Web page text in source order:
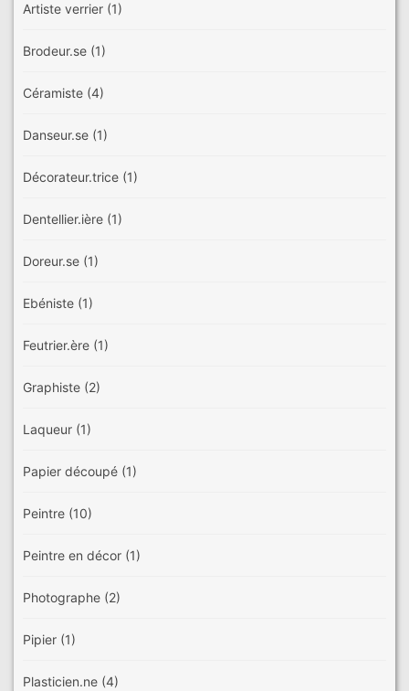
Artiste verrier (1)
Brodeur.se (1)
Céramiste (4)
Danseur.se (1)
Décorateur.trice (1)
Dentellier.ière (1)
Doreur.se (1)
Ebéniste (1)
Feutrier.ère (1)
Graphiste (2)
Laqueur (1)
Papier découpé (1)
Peintre (10)
Peintre en décor (1)
Photographe (2)
Pipier (1)
Plasticien.ne (4)